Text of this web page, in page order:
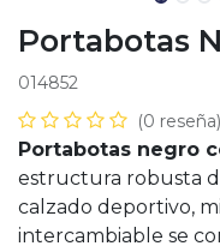
Portabotas
014852
(0 reseña)
Portabotas negro
estructura robusta
calzado deportivo,
intercambiable se